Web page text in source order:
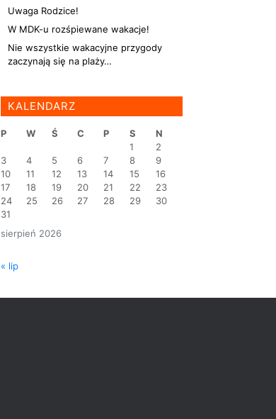
Uwaga Rodzice!
W MDK-u rozśpiewane wakacje!
Nie wszystkie wakacyjne przygody
zaczynają się na plaży…
KALENDARZ
sierpień 2026
P W Ś C P S
N
1
2
3
4 5 6 7 8
9
10
11 12 13 14 15
16
17
18 19 20 21 22
23
24
25 26 27 28 29
30
31
« lip